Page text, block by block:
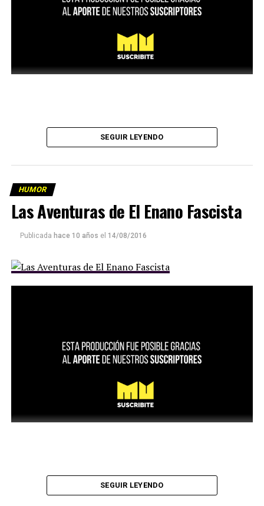
SEGUIR LEYENDO
HUMOR
Las Aventuras de El Enano Fascista
Publicada hace 10 años el 14/08/2016
SEGUIR LEYENDO